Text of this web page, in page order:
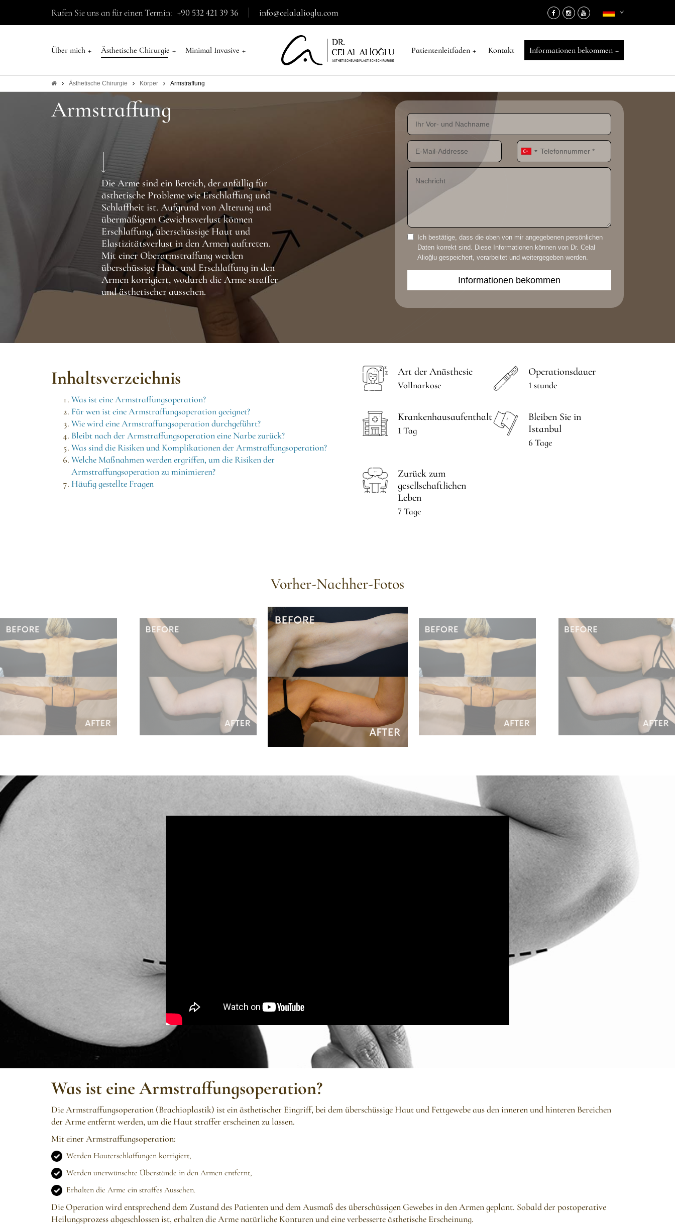
Rufen Sie uns an für einen Termin: +90 532 421 39 36 info@celalalioglu.com
Über mich + Ästhetische Chirurgie + Minimal Invasive + Patientenleitfaden + Kontakt Informationen bekommen +
Ästhetische Chirurgie Körper Armstraffung
Armstraffung
Die Arme sind ein Bereich, der anfällig für
ästhetische Probleme wie Erschlaffung und
Schlaffheit ist. Aufgrund von Alterung und
übermäßigem Gewichtsverlust können
Erschlaffung, überschüssige Haut und
Elastizitätsverlust in den Armen auftreten.
Mit einer Oberarmstraffung werden
überschüssige Haut und Erschlaffung in den
Armen korrigiert, wodurch die Arme straffer
und ästhetischer aussehen.
Ich bestätige, dass die oben von mir angegebenen persönlichen
Daten korrekt sind. Diese Informationen können von Dr. Celal
Alioğlu gespeichert, verarbeitet und weitergegeben werden.
Art der Anästhesie
Vollnarkose
Operationsdauer
1 stunde
Krankenhausaufenthalt
1 Tag
Bleiben Sie in
Istanbul
6 Tage
Zurück zum
gesellschaftlichen
Leben
7 Tage
Inhaltsverzeichnis
Was ist eine Armstraffungsoperation?
Für wen ist eine Armstraffungsoperation geeignet?
Wie wird eine Armstraffungsoperation durchgeführt?
Bleibt nach der Armstraffungsoperation eine Narbe zurück?
Was sind die Risiken und Komplikationen der Armstraffungsoperation?
Welche Maßnahmen werden ergriffen, um die Risiken der
Armstraffungsoperation zu minimieren?
Häufig gestellte Fragen
Vorher-Nachher-Fotos
Was ist eine Armstraffungsoperation?
Die Armstraffungsoperation (Brachioplastik) ist ein ästhetischer Eingriff, bei dem überschüssige Haut und Fettgewebe aus den inneren und hinteren Bereichen
der Arme entfernt werden, um die Haut straffer erscheinen zu lassen.
Mit einer Armstraffungsoperation:
Werden Hauterschlaffungen korrigiert,
Werden unerwünschte Überstände in den Armen entfernt,
Erhalten die Arme ein straffes Aussehen.
Die Operation wird entsprechend dem Zustand des Patienten und dem Ausmaß des überschüssigen Gewebes in den Armen geplant. Sobald der postoperative
Heilungsprozess abgeschlossen ist, erhalten die Arme natürliche Konturen und eine verbesserte ästhetische Erscheinung.